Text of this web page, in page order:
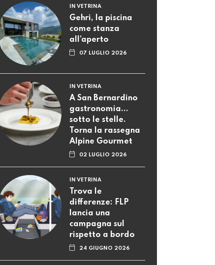
IN VETRINA
Gehri, la piscina
come stanza
all’aperto
07 LUGLIO 2026
IN VETRINA
A San Bernardino
gastronomia...
sotto le stelle.
Torna la rassegna
Alpine Gourmet
02 LUGLIO 2026
IN VETRINA
Trova le
differenze: FLP
lancia una
campagna sul
rispetto a bordo
24 GIUGNO 2026